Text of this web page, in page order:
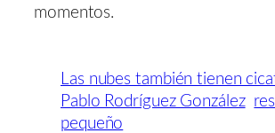
momentos.
Las nubes también tienen
Pablo Rodríguez González
pequeño